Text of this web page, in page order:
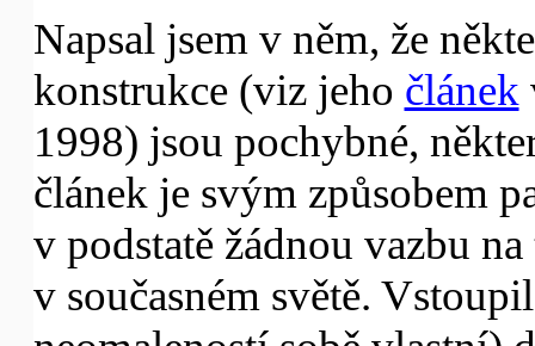
Napsal jsem v něm, že
konstrukce (viz jeho článek
1998) jsou pochybné,
článek je svým způsobem
v podstatě žádnou vazbu na
v současném světě.